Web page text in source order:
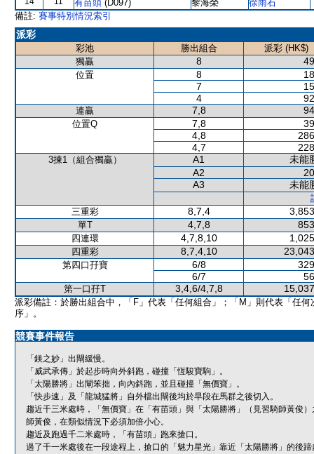
有苗頭 (D097) 黎海榮
徐雨石
備註: 賽事特別情況索引
派彩
彩池 勝出組合
派彩 (HK$)
獨贏
8
位置 8
7
4
連贏 7,8
位置Q 7,8
4,8
4,7
3揀1（組合獨贏） A1
未能
A2
A3
未能
三重彩
8,7,4
單T 4,7,8
四連環 4,7,8,10
四重彩 8,7,4,10
第四口孖寶 6/8
6/7
第一口孖T 3,4,6/4,7,8
派彩備註：於勝出組合中，「F」代表「任何組合」；「M」則代表「任何
序」。
競賽事件報告
「鎂之妙」出閘緩慢。
「威武承傳」於起步時向外斜跑，碰撞「恆駿寶駒」。
「太陽勝將」出閘笨拙，向內斜跑，並且碰撞「無價寶」。
「快步速」及「龍城猛將」自外檔出閘後均於早段在馬群之後切入。
趨近千三米處時，「無價寶」在「有苗頭」與「太陽勝將」（見習騎師黃俊
師黃俊，在類似情況下必須加倍小心。
趨近及跑過千二米處時，「有苗頭」跑來搶口。
過了千一米處後在一段途程上，搶口的「魅力星光」靠近「太陽勝將」的後